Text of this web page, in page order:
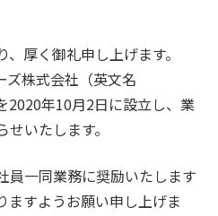
厚く御礼申し上げます。
ズ株式会社（英文名
2020年10月2日に設立し、業
いたします。
員一同業務に奨励いたします
ますようお願い申し上げま